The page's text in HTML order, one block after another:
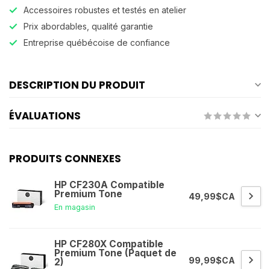
Accessoires robustes et testés en atelier
Prix abordables, qualité garantie
Entreprise québécoise de confiance
DESCRIPTION DU PRODUIT
ÉVALUATIONS
PRODUITS CONNEXES
HP CF230A Compatible
Premium Tone
En magasin
49,99$CA
HP CF280X Compatible
Premium Tone (Paquet de
2) 99,99$CA